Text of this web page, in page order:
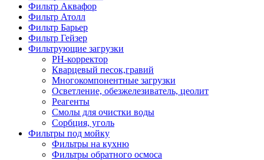
Фильтр Аквафор
Фильтр Атолл
Фильтр Барьер
Фильтр Гейзер
Фильтрующие загрузки
PH-корректор
Кварцевый песок,гравий
Многокомпонентные загрузки
Осветление, обезжелезиватель, цеолит
Реагенты
Смолы для очистки воды
Сорбция, уголь
Фильтры под мойку
Фильтры на кухню
Фильтры обратного осмоса